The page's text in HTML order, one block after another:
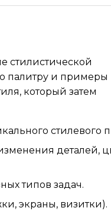
стилистической
палитру и примеры
который затем
стилевого
деталей,
типов задач.
экраны, визитки).